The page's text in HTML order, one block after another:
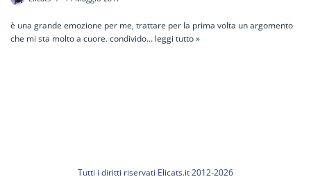
è una grande emozione per me, trattare per la prima volta un argomento
che mi sta molto a cuore. condivido… leggi tutto »
Tutti i diritti riservati Elicats.it 2012-2026